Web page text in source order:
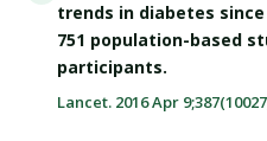
trends in diabetes
751 population-based
participants.
Lancet. 2016 Apr